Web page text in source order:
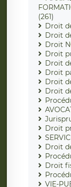
(261)
Droit
Droit
Droit
Droit
Droit
Droit
Droit
Droit
Droit
Droit
Droit
VIE-